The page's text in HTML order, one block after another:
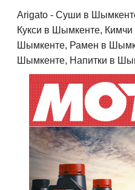
Arigato - Cуши в
Кукси в Шымкенте,
Шымкенте, Рамен в
Шымкенте, Напитки в